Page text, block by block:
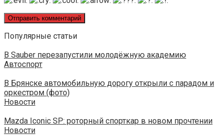
Популярные статьи
В Sauber перезапустили молодёжную академию
Автоспорт
В Брянске автомобильную дорогу открыли с парадом и
оркестром (фото)
Новости
Mazda Iconic SP: роторный спорткар в новом прочтении
Новости